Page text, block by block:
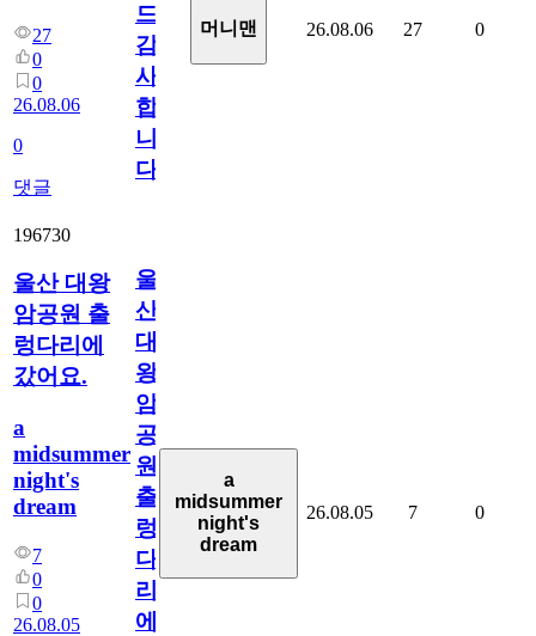
27
0
0
26.08.06
0
댓글
드
감
사
합
니
다
머니맨 26.08.06 27 0
196730
울산 대왕
암공원 출
렁다리에
갔어요.
a
midsummer
night's
dream
7
0
0
26.08.05
울
산
대
왕
암
공
원
출
렁
다
리
에
a
midsummer
night's
dream
26.08.05 7 0